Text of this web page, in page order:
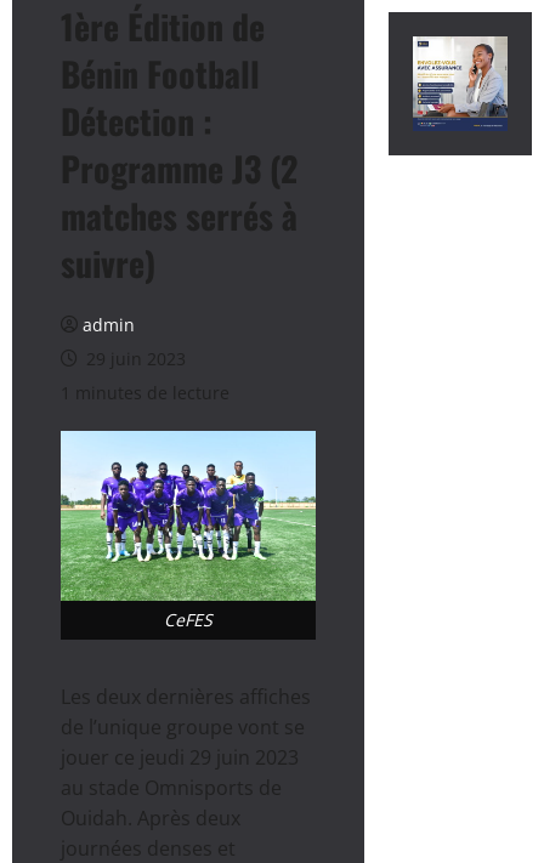
1ère Édition de
Bénin Football
Détection :
Programme J3 (2
matches serrés à
suivre)
admin
29 juin 2023
1 minutes de lecture
CeFES
Les deux dernières affiches
de l’unique groupe vont se
jouer ce jeudi 29 juin 2023
au stade Omnisports de
Ouidah. Après deux
journées denses et